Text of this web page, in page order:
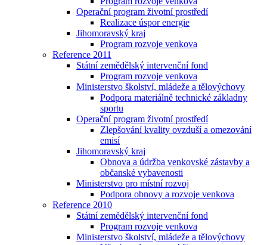
Operační program životní prostředí
Realizace úspor energie
Jihomoravský kraj
Program rozvoje venkova
Reference 2011
Státní zemědělský intervenční fond
Program rozvoje venkova
Ministerstvo školství, mládeže a tělovýchovy
Podpora materiálně technické základny
sportu
Operační program životní prostředí
Zlepšování kvality ovzduší a omezování
emisí
Jihomoravský kraj
Obnova a údržba venkovské zástavby a
občanské vybavenosti
Ministerstvo pro místní rozvoj
Podpora obnovy a rozvoje venkova
Reference 2010
Státní zemědělský intervenční fond
Program rozvoje venkova
Ministerstvo školství, mládeže a tělovýchovy